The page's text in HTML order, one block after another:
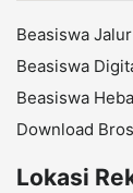
Beasiswa
Beasiswa
Beasiswa
Download
Lokasi